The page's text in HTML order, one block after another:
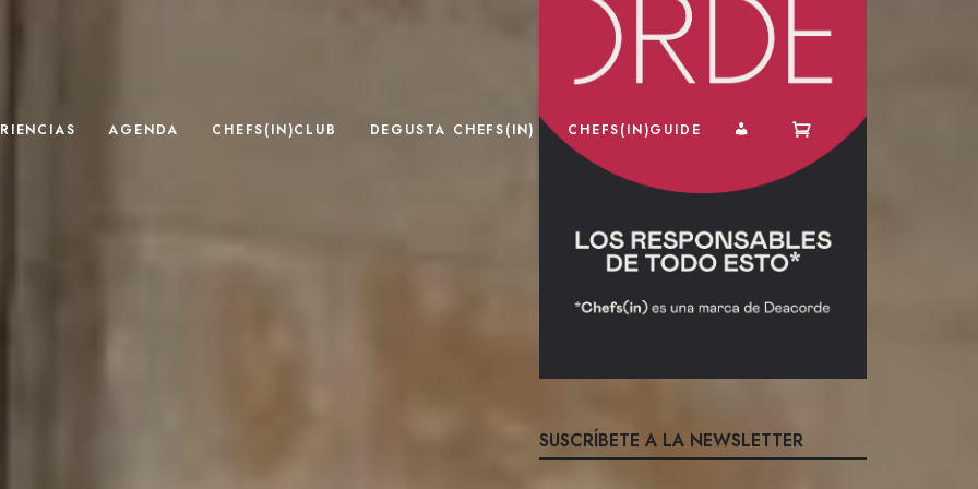
AGENDA CHEFS(IN)CLUB DEGUSTA CHEFS(IN) CHEFS(IN)GUIDE MI CUENTA
SUSCRÍBETE A LA NEWSLETTER